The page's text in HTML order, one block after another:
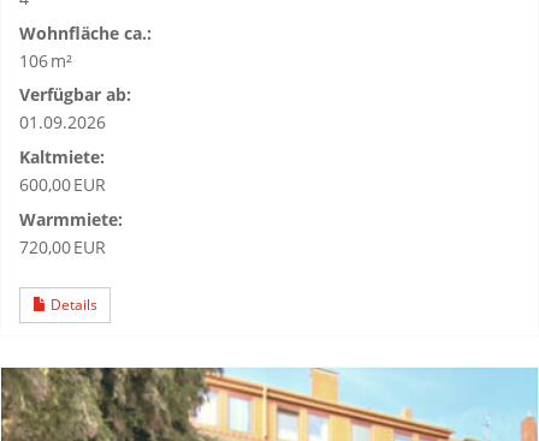
Wohnfläche ca.:
106 m²
Verfügbar ab:
01.09.2026
Kaltmiete:
600,00 EUR
Warmmiete:
720,00 EUR
Details